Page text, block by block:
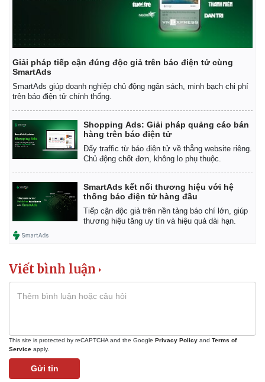
Giải pháp tiếp cận đúng độc giả trên báo điện tử cùng
SmartAds
SmartAds giúp doanh nghiệp chủ động ngân sách, minh bạch chi phí
trên báo điện tử chính thống.
Shopping Ads: Giải pháp quảng cáo bán
hàng trên báo điện tử
Đẩy traffic từ báo điện tử về thẳng website riêng.
Chủ động chốt đơn, không lo phụ thuộc.
SmartAds kết nối thương hiệu với hệ
thống báo điện tử hàng đầu
Tiếp cận độc giả trên nền tảng báo chí lớn, giúp
thương hiệu tăng uy tín và hiệu quả dài hạn.
Viết bình luận
This site is protected by reCAPTCHA and the Google Privacy Policy and Terms of
Service apply.
Gửi tin